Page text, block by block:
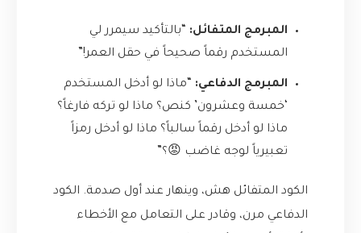
المبرمج المتفائل: “بالتأكيد سيمرر لي
المستخدم رقماً صحيحاً في حقل العمر!”
المبرمج الدفاعي: “ماذا لو أدخل المستخدم
‘خمسة وعشرون’ كنص؟ ماذا لو تركه فارغاً؟
ماذا لو أدخل رقماً سالباً؟ ماذا لو أدخل رمزاً
تعبيرياً لوجه غاضب 😡؟”
الكود المتفائل هش، وينهار عند أول صدمة. الكود
الدفاعي مرن، وقادر على التعامل مع الأخطاء